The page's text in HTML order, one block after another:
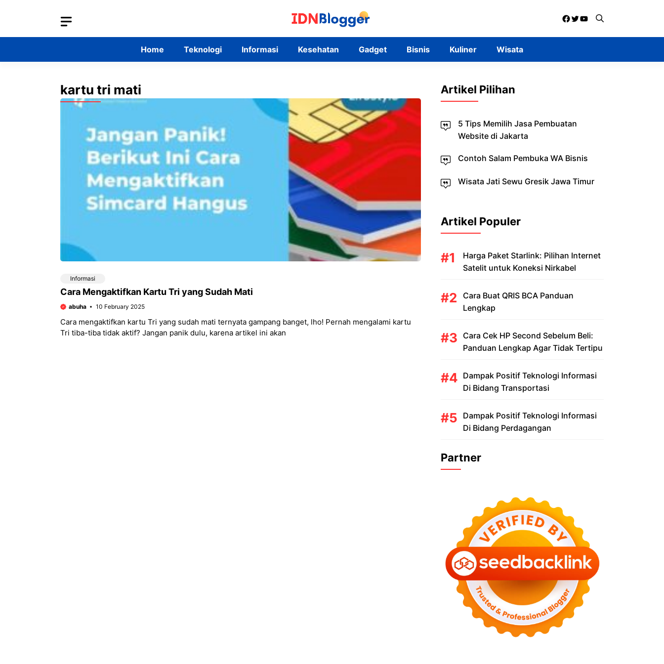
Facebook
Twitter
YouTube
Home Teknologi Informasi Kesehatan Gadget Bisnis Kuliner Wisata
kartu tri mati
Informasi
Cara Mengaktifkan Kartu Tri yang Sudah Mati
abuha 10 February 2025
Cara mengaktifkan kartu Tri yang sudah mati ternyata gampang banget, lho! Pernah mengalami kartu
Tri tiba-tiba tidak aktif? Jangan panik dulu, karena artikel ini akan
Artikel Pilihan
5 Tips Memilih Jasa Pembuatan
Website di Jakarta
Contoh Salam Pembuka WA Bisnis
Wisata Jati Sewu Gresik Jawa Timur
Artikel Populer
Harga Paket Starlink: Pilihan Internet
Satelit untuk Koneksi Nirkabel
Cara Buat QRIS BCA Panduan
Lengkap
Cara Cek HP Second Sebelum Beli:
Panduan Lengkap Agar Tidak Tertipu
Dampak Positif Teknologi Informasi
Di Bidang Transportasi
Dampak Positif Teknologi Informasi
Di Bidang Perdagangan
Partner